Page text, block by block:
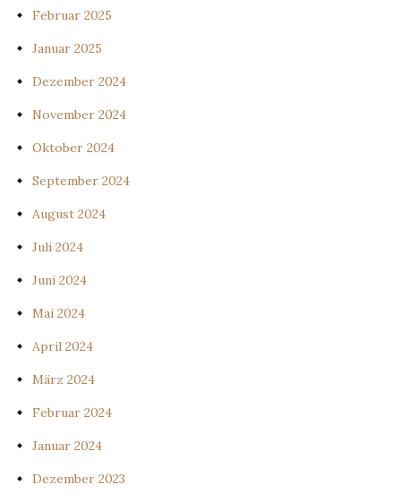
Februar 2025
Januar 2025
Dezember 2024
November 2024
Oktober 2024
September 2024
August 2024
Juli 2024
Juni 2024
Mai 2024
April 2024
März 2024
Februar 2024
Januar 2024
Dezember 2023